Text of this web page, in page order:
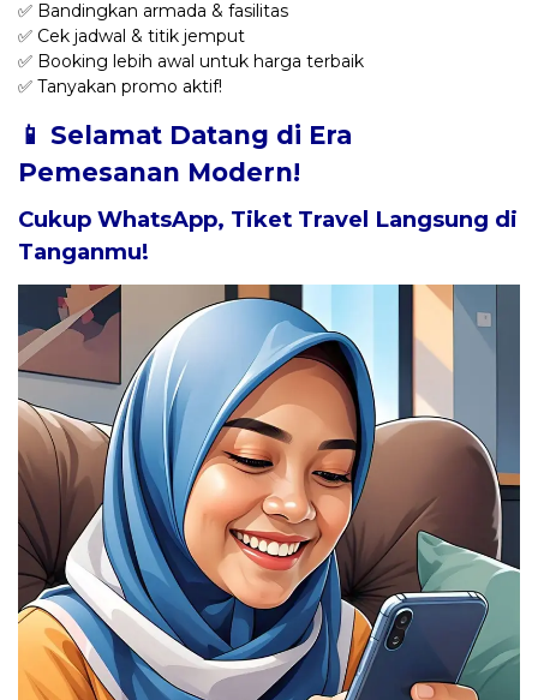
✅ Bandingkan armada & fasilitas
✅ Cek jadwal & titik jemput
✅ Booking lebih awal untuk harga terbaik
✅ Tanyakan promo aktif!
📱 Selamat Datang di Era
Pemesanan Modern!
Cukup WhatsApp, Tiket Travel Langsung di
Tanganmu!